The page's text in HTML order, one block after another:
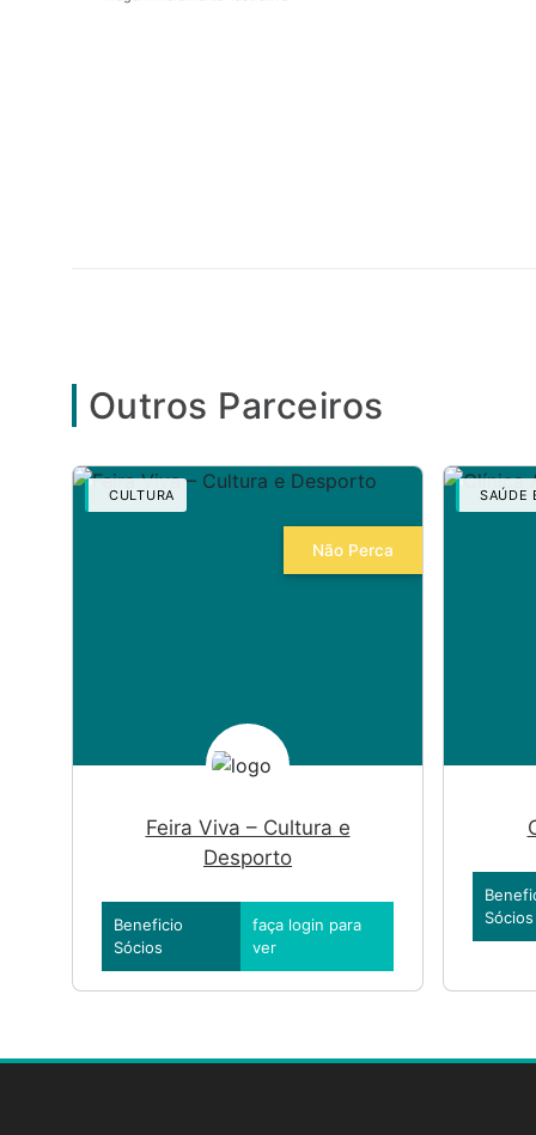
Outros Parceiros
Não Perca
CULTURA
Feira Viva – Cultura e
Desporto
Beneficio
Sócios
faça login para
ver
SAÚDE
Sócios